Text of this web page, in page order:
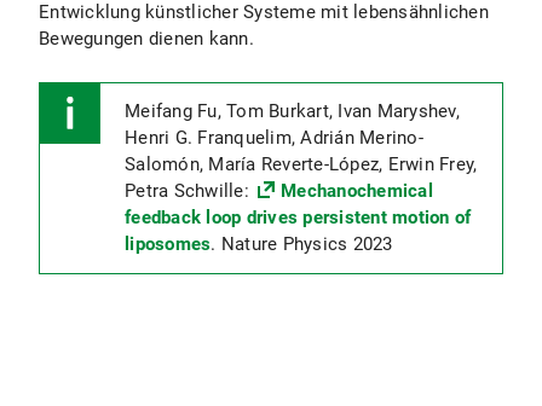
Entwicklung künstlicher Systeme mit lebensähnlichen
Bewegungen dienen kann.
Meifang Fu, Tom Burkart, Ivan Maryshev,
Henri G. Franquelim, Adrián Merino-
Salomón, María Reverte-López, Erwin Frey,
Petra Schwille:
Mechanochemical
feedback loop drives persistent motion of
liposomes. Nature Physics 2023